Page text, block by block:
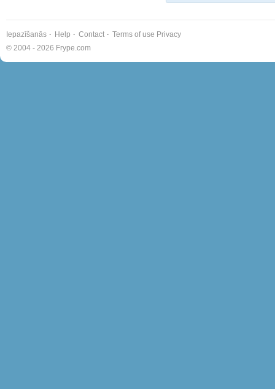
Iepazīšanās Help Contact Terms of use Privacy
© 2004 - 2026 Frype.com